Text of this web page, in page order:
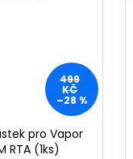
499
KČ
–28 %
pro Vapor
RTA (1ks)